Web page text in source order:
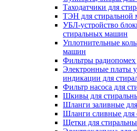
Таходатчики для
ТЭН для
УБЛ-устройство
стиральных машин
Уплотнительные
машин
Фильтры
Электронные платы
индикации для
Фильтр насоса для
Шкивы для
Шланги заливные
Шланги сливные для
Щетки для